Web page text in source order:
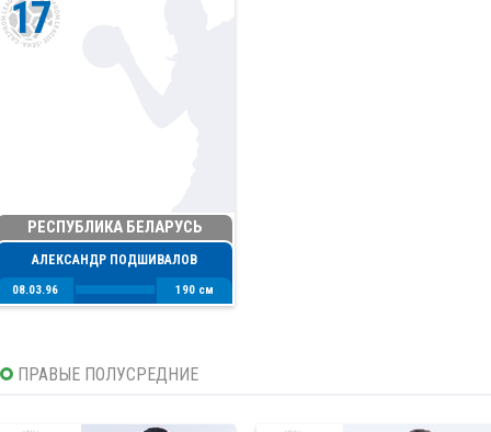
17
РЕСПУБЛИКА БЕЛАРУСЬ
АЛЕКСАНДР ПОДШИВАЛОВ
08.03.96 190 см
ПРАВЫЕ ПОЛУСРЕДНИЕ